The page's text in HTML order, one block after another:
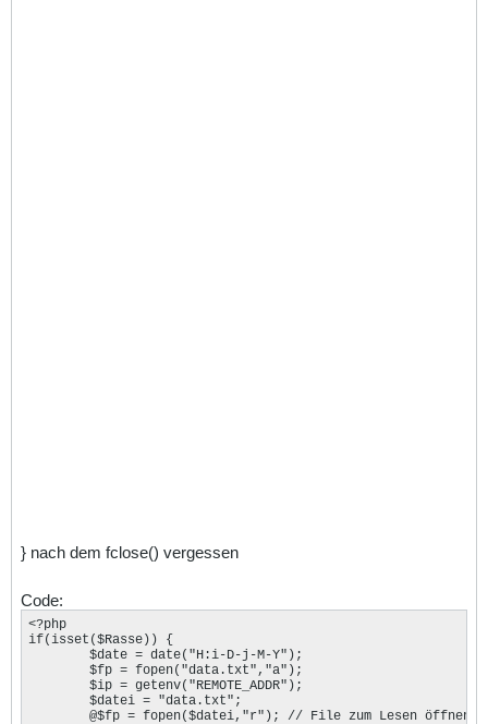
} nach dem fclose() vergessen
Code:
<?php
if(isset($Rasse)) {